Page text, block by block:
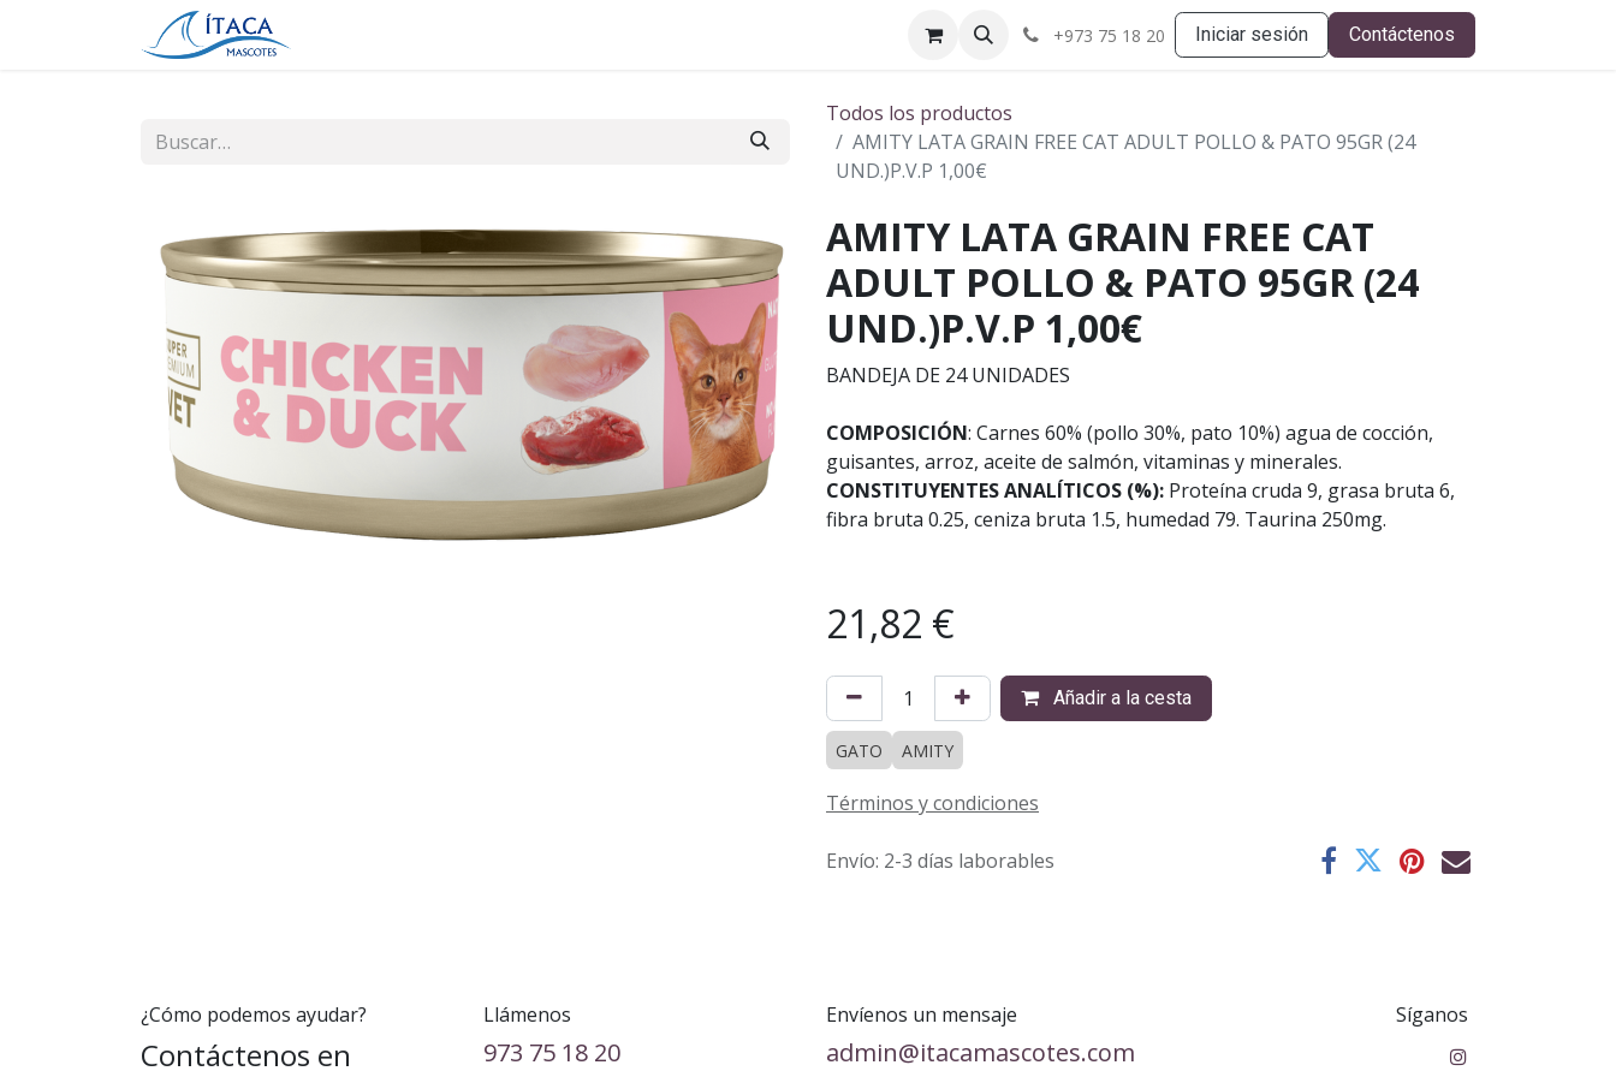
+973 75 18 20 Iniciar sesión Contáctenos
Todos los productos
AMITY LATA GRAIN FREE CAT ADULT POLLO & PATO 95GR (24
UND.)P.V.P 1,00€
AMITY LATA GRAIN FREE CAT
ADULT POLLO & PATO 95GR (24
UND.)P.V.P 1,00€
BANDEJA DE 24 UNIDADES
COMPOSICIÓN: Carnes 60% (pollo 30%, pato 10%) agua de cocción,
guisantes, arroz, aceite de salmón, vitaminas y minerales.
CONSTITUYENTES ANALÍTICOS (%): Proteína cruda 9, grasa bruta 6,
fibra bruta 0.25, ceniza bruta 1.5, humedad 79. Taurina 250mg.
21,82 €
Añadir a la cesta
GATO AMITY
Términos y condiciones
Envío: 2-3 días laborables
¿Cómo podemos ayudar?
Contáctenos en
Llámenos
973 75 18 20
Envíenos un mensaje
admin@itacamascotes.com
Síganos